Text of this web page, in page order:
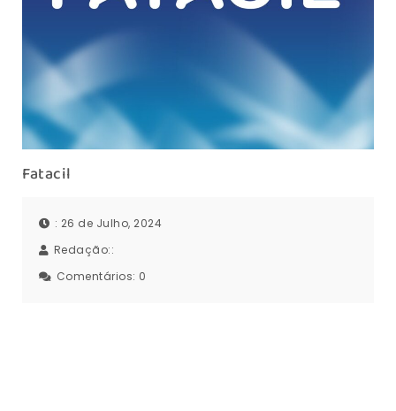
Fatacil
: 26 de Julho, 2024
Redação::
Comentários: 0